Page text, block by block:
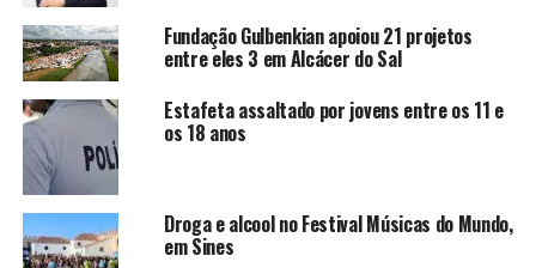
Fundação Gulbenkian apoiou 21 projetos
entre eles 3 em Alcácer do Sal
Estafeta assaltado por jovens entre os 11 e
os 18 anos
Droga e alcool no Festival Músicas do Mundo,
em Sines